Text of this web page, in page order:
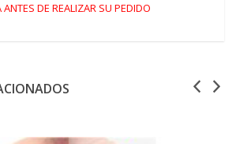
ANTES DE REALIZAR SU PEDIDO